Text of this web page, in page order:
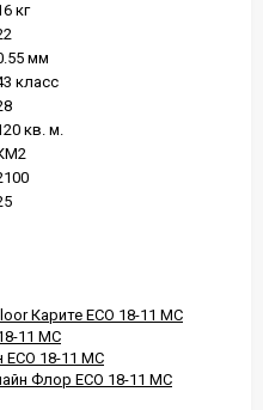
кг
мм
класс
кв. м.
Карите ECO 18-11 MC
11 MC
18-11 MC
Флор ECO 18-11 MC